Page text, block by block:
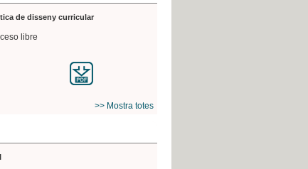
de disseny curricular
libre
>> Mostra totes